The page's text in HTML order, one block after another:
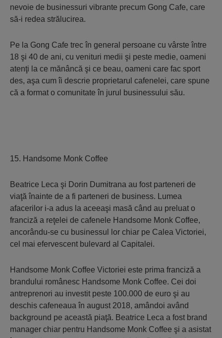
nevoie de businessuri vibrante precum Gong Cafe, care
să-i redea strălucirea.
Pe la Gong Cafe trec în general persoane cu vârste între
18 şi 40 de ani, cu venituri medii şi peste medie, oameni
atenţi la ce mănâncă şi ce beau, oameni care fac sport
des, aşa cum îi descrie proprietarul cafenelei, care spune
că a format o comunitate în jurul businessului său.
15. Handsome Monk Coffee
Beatrice Leca şi Dorin Dumitrana au fost parteneri de
viaţă înainte de a fi parteneri de business. Lumea
afacerilor i-a adus la aceeaşi masă când au preluat o
franciză a reţelei de cafenele Handsome Monk Coffee,
ancorându-se cu businessul lor chiar pe Calea Victoriei,
cel mai efervescent bulevard al Capitalei.
Handsome Monk Coffee Victoriei este prima franciză a
brandului românesc Handsome Monk Coffee. Cei doi
antreprenori au investit peste 100.000 de euro şi au
deschis cafeneaua în august 2018, amândoi având
background pe această piaţă. Beatrice Leca a fost brand
manager chiar pentru Handsome Monk Coffee şi a asistat